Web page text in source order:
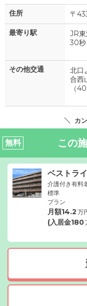
住所 〒
最寄り駅
JR
30秒
その他交通
北口
合西
（
カ
無料 この
ベストラ
介護付き有料
標準
プラン
月額14.2 万
(入居金180